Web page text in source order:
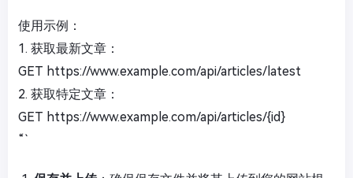
使用示例：
1. 获取最新文章：
GET https://www.example.com/api/articles/latest
2. 获取特定文章：
GET https://www.example.com/api/articles/{id}
“`